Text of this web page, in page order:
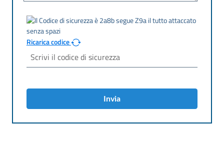
Ricarica codice
Invia